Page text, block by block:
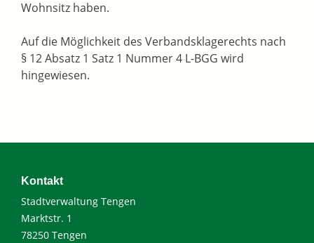
Wohnsitz haben.
Auf die Möglichkeit des Verbandsklagerechts nach
§ 12 Absatz 1 Satz 1 Nummer 4 L-BGG wird
hingewiesen.
Kontakt
Stadtverwaltung Tengen
Marktstr. 1
78250 Tengen